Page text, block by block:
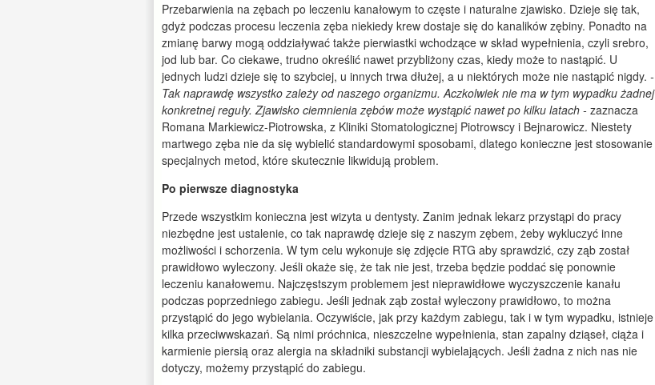
Przebarwienia na zębach po leczeniu kanałowym to częste i naturalne zjawisko. Dzieje się tak,
gdyż podczas procesu leczenia zęba niekiedy krew dostaje się do kanalików zębiny. Ponadto na
zmianę barwy mogą oddziaływać także pierwiastki wchodzące w skład wypełnienia, czyli srebro,
jod lub bar. Co ciekawe, trudno określić nawet przybliżony czas, kiedy może to nastąpić. U
jednych ludzi dzieje się to szybciej, u innych trwa dłużej, a u niektórych może nie nastąpić nigdy. -
Tak naprawdę wszystko zależy od naszego organizmu. Aczkolwiek nie ma w tym wypadku żadnej
konkretnej reguły. Zjawisko ciemnienia zębów może wystąpić nawet po kilku latach - zaznacza
Romana Markiewicz-Piotrowska, z Kliniki Stomatologicznej Piotrowscy i Bejnarowicz. Niestety
martwego zęba nie da się wybielić standardowymi sposobami, dlatego konieczne jest stosowanie
specjalnych metod, które skutecznie likwidują problem.
Po pierwsze diagnostyka
Przede wszystkim konieczna jest wizyta u dentysty. Zanim jednak lekarz przystąpi do pracy
niezbędne jest ustalenie, co tak naprawdę dzieje się z naszym zębem, żeby wykluczyć inne
możliwości i schorzenia. W tym celu wykonuje się zdjęcie RTG aby sprawdzić, czy ząb został
prawidłowo wyleczony. Jeśli okaże się, że tak nie jest, trzeba będzie poddać się ponownie
leczeniu kanałowemu. Najczęstszym problemem jest nieprawidłowe wyczyszczenie kanału
podczas poprzedniego zabiegu. Jeśli jednak ząb został wyleczony prawidłowo, to można
przystąpić do jego wybielania. Oczywiście, jak przy każdym zabiegu, tak i w tym wypadku, istnieje
kilka przeciwwskazań. Są nimi próchnica, nieszczelne wypełnienia, stan zapalny dziąseł, ciąża i
karmienie piersią oraz alergia na składniki substancji wybielających. Jeśli żadna z nich nas nie
dotyczy, możemy przystąpić do zabiegu.